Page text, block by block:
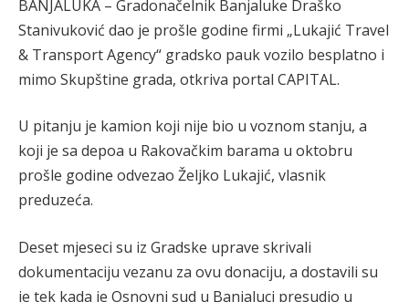
BANJALUKA – Gradonačelnik Banjaluke Draško
Stanivuković dao je prošle godine firmi „Lukajić Travel
& Transport Agency“ gradsko pauk vozilo besplatno i
mimo Skupštine grada, otkriva portal CAPITAL.
U pitanju je kamion koji nije bio u voznom stanju, a
koji je sa depoa u Rakovačkim barama u oktobru
prošle godine odvezao Željko Lukajić, vlasnik
preduzeća.
Deset mjeseci su iz Gradske uprave skrivali
dokumentaciju vezanu za ovu donaciju, a dostavili su
je tek kada je Osnovni sud u Banjaluci presudio u